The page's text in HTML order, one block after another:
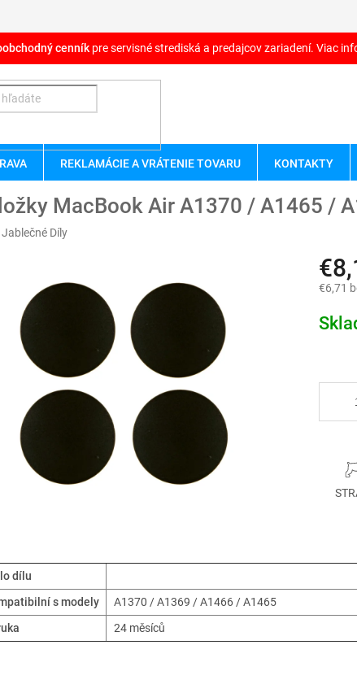
cenník pre servisné strediská a predajcov zariadení. Viac
REKLAMÁCIE A VRÁTENIE TOVARU KONTAKTY
MacBook Air A1370 / A1465 /
Jablečné Díly
€6,71
cena:
dílu
s modely
A1370 / A1369 / A1466 / A1465
24 měsíců